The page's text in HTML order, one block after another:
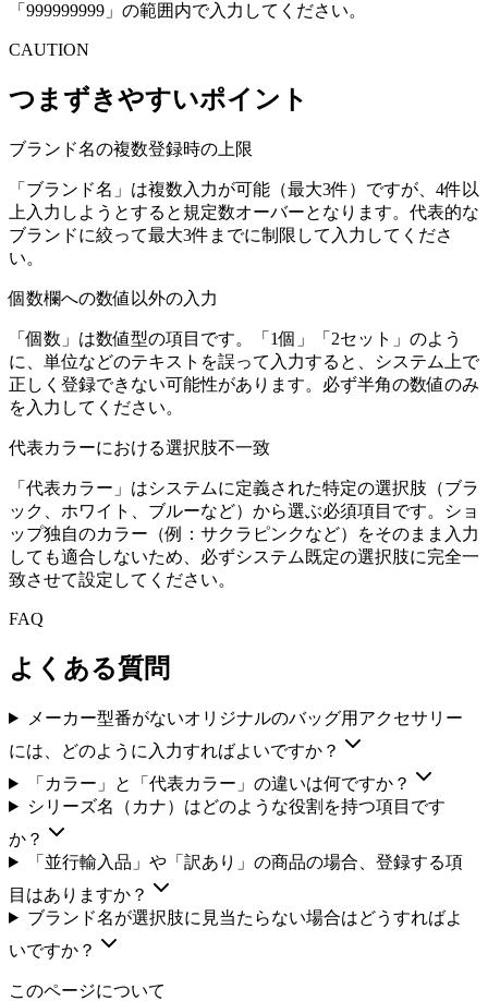
「999999999」の範囲内で入力してください。
CAUTION
つまずきやすいポイント
ブランド名の複数登録時の上限
「ブランド名」は複数入力が可能（最大3件）ですが、4件以
上入力しようとすると規定数オーバーとなります。代表的な
ブランドに絞って最大3件までに制限して入力してくださ
い。
個数欄への数値以外の入力
「個数」は数値型の項目です。「1個」「2セット」のよう
に、単位などのテキストを誤って入力すると、システム上で
正しく登録できない可能性があります。必ず半角の数値のみ
を入力してください。
代表カラーにおける選択肢不一致
「代表カラー」はシステムに定義された特定の選択肢（ブラ
ック、ホワイト、ブルーなど）から選ぶ必須項目です。ショ
ップ独自のカラー（例：サクラピンクなど）をそのまま入力
しても適合しないため、必ずシステム既定の選択肢に完全一
致させて設定してください。
FAQ
よくある質問
メーカー型番がないオリジナルのバッグ用アクセサリー
には、どのように入力すればよいですか？
「カラー」と「代表カラー」の違いは何ですか？
シリーズ名（カナ）はどのような役割を持つ項目です
か？
「並行輸入品」や「訳あり」の商品の場合、登録する項
目はありますか？
ブランド名が選択肢に見当たらない場合はどうすればよ
いですか？
このページについて